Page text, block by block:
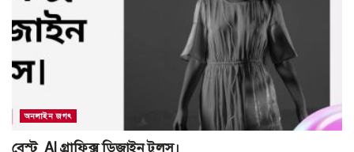
অনলাইন জগৎ
বেস্ট AI গ্রাফিক্স ডিজাইন টুলস।